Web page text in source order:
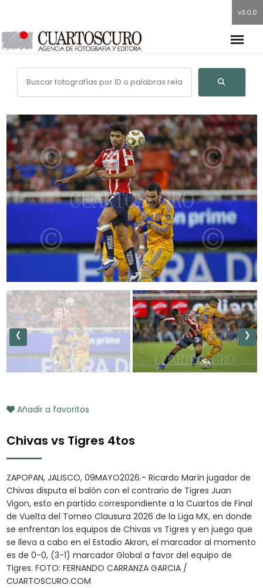
v3.0.0
‹ ›
Añadir a favoritos
Chivas vs Tigres 4tos
ZAPOPAN, JALISCO, 09MAYO2026.- Ricardo Marín jugador de
Chivas disputa el balón con el contrario de Tigres Juan
Vigon, esto en partido correspondiente a la Cuartos de Final
de Vuelta del Torneo Clausura 2026 de la Liga MX, en donde
se enfrentan los equipos de Chivas vs Tigres y en juego que
se lleva a cabo en el Estadio Akron, el marcador al momento
es de 0-0, (3-1) marcador Global a favor del equipo de
Tigres. FOTO: FERNANDO CARRANZA GARCIA /
CUARTOSCURO.COM